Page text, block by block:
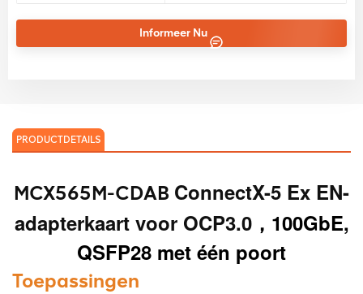
Informeer Nu
PRODUCTDETAILS
MCX565M-CDAB ConnectX-5 Ex EN-
adapterkaart voor OCP3.0， 100GbE,
QSFP28 met één poort
Toepassingen